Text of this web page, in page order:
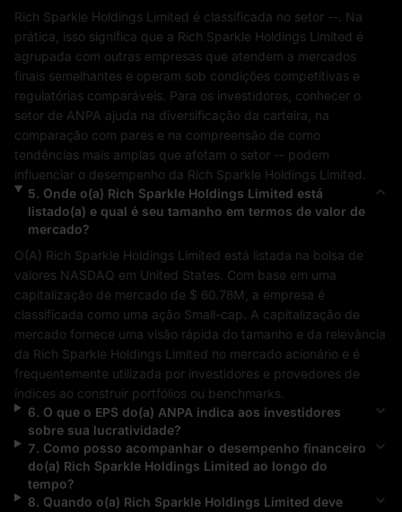
Rich Sparkle Holdings Limited é classificada no setor -- . Na
prática, isso significa que a Rich Sparkle Holdings Limited é
agrupada com outras empresas que atendem a mercados
finais semelhantes e operam sob condições competitivas e
regulatórias comparáveis. Para os investidores, conhecer o
setor de ANPA ajuda na diversificação da carteira, na
comparação com pares e na compreensão de como
tendências mais amplas que afetam o setor -- podem
influenciar o desempenho da Rich Sparkle Holdings Limited
5. Onde o(a) Rich Sparkle Holdings Limited está
listado(a) e qual é seu tamanho em termos de valor de
mercado?
O(A) Rich Sparkle Holdings Limited está listada na bolsa de
valores NASDAQ em United States . Com base em uma
capitalização de mercado de $ 60.78M
, a empresa é
classificada como uma ação Small-cap . A capitalização de
mercado fornece uma visão rápida do tamanho e da relevância
da Rich Sparkle Holdings Limited no mercado acionário e é
frequentemente utilizada por investidores e provedores de
índices ao construir portfólios ou benchmarks.
6. O que o EPS do(a) ANPA indica aos investidores
sobre sua lucratividade?
7. Como posso acompanhar o desempenho financeiro
do(a) Rich Sparkle Holdings Limited ao longo do
tempo?
8. Quando o(a) Rich Sparkle Holdings Limited deve